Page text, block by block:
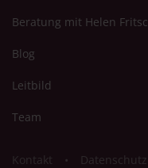
Beratung mit Helen
Blog
Leitbild
Team
Kontakt Datenschutz